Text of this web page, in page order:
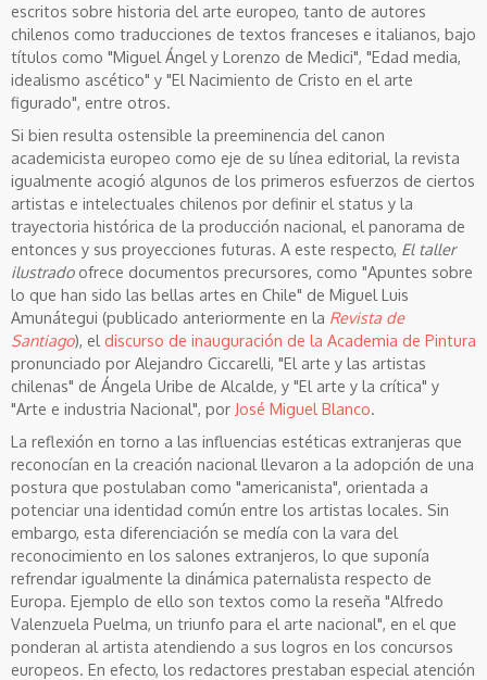
escritos sobre historia del arte europeo, tanto de autores
chilenos como traducciones de textos franceses e italianos, bajo
títulos como "Miguel Ángel y Lorenzo de Medici", "Edad media,
idealismo ascético" y "El Nacimiento de Cristo en el arte
figurado", entre otros.
Si bien resulta ostensible la preeminencia del canon
academicista europeo como eje de su línea editorial, la revista
igualmente acogió algunos de los primeros esfuerzos de ciertos
artistas e intelectuales chilenos por definir el status y la
trayectoria histórica de la producción nacional, el panorama de
entonces y sus proyecciones futuras. A este respecto, El taller
ilustradoofrece documentos precursores, como "Apuntes sobre
lo que han sido las bellas artes en Chile" de Miguel Luis
Amunátegui (publicado anteriormente en la Revista de
Santiago), el discurso de inauguración de la Academia de Pintura
pronunciado por Alejandro Ciccarelli, "El arte y las artistas
chilenas" de Ángela Uribe de Alcalde, y "El arte y la crítica" y
"Arte e industria Nacional", por José Miguel Blanco.
La reflexión en torno a las influencias estéticas extranjeras que
reconocían en la creación nacional llevaron a la adopción de una
postura que postulaban como "americanista", orientada a
potenciar una identidad común entre los artistas locales. Sin
embargo, esta diferenciación se medía con la vara del
reconocimiento en los salones extranjeros, lo que suponía
refrendar igualmente la dinámica paternalista respecto de
Europa. Ejemplo de ello son textos como la reseña "Alfredo
Valenzuela Puelma, un triunfo para el arte nacional", en el que
ponderan al artista atendiendo a sus logros en los concursos
europeos. En efecto, los redactores prestaban especial atención